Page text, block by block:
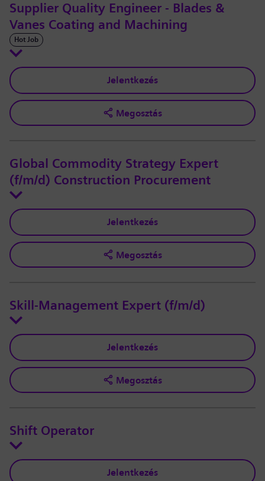
Supplier Quality Engineer - Blades &
Vanes Coating and Machining
Hot Job
Jelentkezés
Megosztás
Global Commodity Strategy Expert
(f/m/d) Construction Procurement
Jelentkezés
Megosztás
Skill-Management Expert (f/m/d)
Jelentkezés
Megosztás
Shift Operator
Jelentkezés